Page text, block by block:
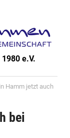
e.V.
Hamm jetzt auch
bei